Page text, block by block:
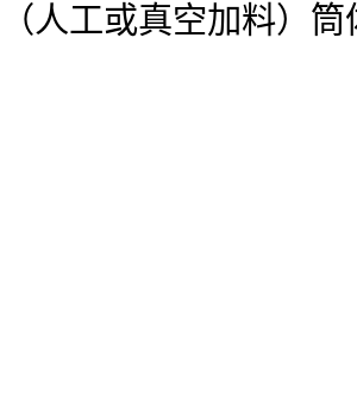
（人工或真空加料）